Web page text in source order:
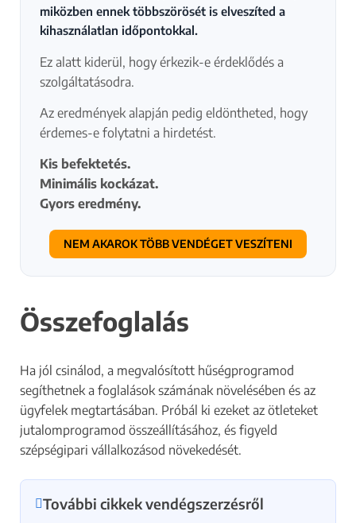
miközben ennek többszörösét is elveszíted a
kihasználatlan időpontokkal.
Ez alatt kiderül, hogy érkezik-e érdeklődés a
szolgáltatásodra.
Az eredmények alapján pedig eldöntheted, hogy
érdemes-e folytatni a hirdetést.
Kis befektetés.
Minimális kockázat.
Gyors eredmény.
NEM AKAROK TÖBB VENDÉGET VESZÍTENI
A hirdetéssel
kapcsolatos
információk
Miért szeretnél most hirdetni?*
Több vendéget szeretnék a
szolgáltatásaimra
A szalonom ismertségét
szeretném növelni
Összefoglalás
Ha jól csinálod, a megvalósított hűségprogramod
segíthetnek a foglalások számának növelésében és az
ügyfelek megtartásában. Próbál ki ezeket az ötleteket
jutalomprogramod összeállításához, és figyeld
szépségipari vállalkozásod növekedését.
További cikkek vendégszerzésről